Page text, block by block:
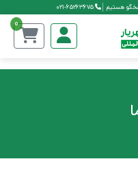
021-65263675
0